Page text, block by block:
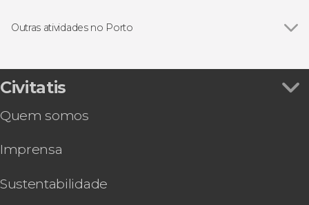
Ribeira do Porto
Free Tour
Passeios de barco
Autocarro turístico
Folclore tradicional
Outras atividades no Porto
Excursão a Braga e Guimarães
Ingresso do Spiritus, o espetáculo de luz e som
Cruzeiro das seis pontes saindo de Vila Nova de
Aveiro, Costa Nova e Capela do Senhor da Pedra
Free tour por Vila Nova de Gaia
Civitatis
Quem somos
Imprensa
Sustentabilidade